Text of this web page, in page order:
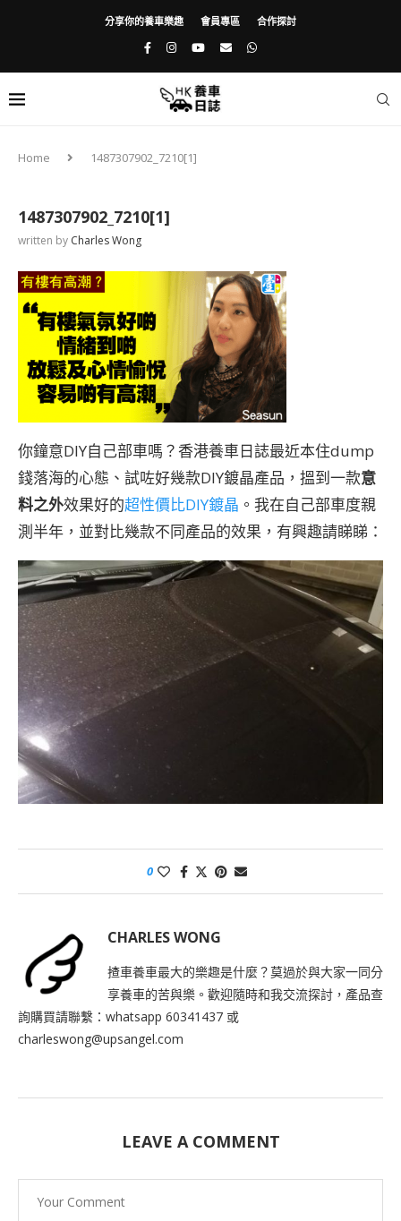
分享你的養車樂趣 會員專區 合作探討
Home 1487307902_7210[1]
1487307902_7210[1]
written by Charles Wong
你鐘意DIY自己部車嗎？香港養車日誌最近本住dump
錢落海的心態、試咗好幾款DIY鍍晶產品，搵到一款意
料之外效果好的超性價比DIY鍍晶 。我在自己部車度親
測半年，並對比幾款不同產品的效果，有興趣請睇睇：
0
CHARLES WONG
揸車養車最大的樂趣是什麼？莫過於與大家一同分
享養車的苦與樂。歡迎隨時和我交流探討，產品查
詢購買請聯繫：whatsapp 60341437 或
charleswong@upsangel.com
LEAVE A COMMENT